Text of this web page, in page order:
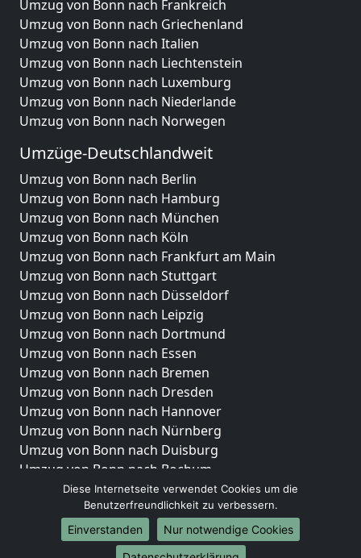
Umzug von Bonn nach Frankreich
Umzug von Bonn nach Griechenland
Umzug von Bonn nach Italien
Umzug von Bonn nach Liechtenstein
Umzug von Bonn nach Luxemburg
Umzug von Bonn nach Niederlande
Umzug von Bonn nach Norwegen
Umzüge-Deutschlandweit
Umzug von Bonn nach Berlin
Umzug von Bonn nach Hamburg
Umzug von Bonn nach München
Umzug von Bonn nach Köln
Umzug von Bonn nach Frankfurt am Main
Umzug von Bonn nach Stuttgart
Umzug von Bonn nach Düsseldorf
Umzug von Bonn nach Leipzig
Umzug von Bonn nach Dortmund
Umzug von Bonn nach Essen
Umzug von Bonn nach Bremen
Umzug von Bonn nach Dresden
Umzug von Bonn nach Hannover
Umzug von Bonn nach Nürnberg
Umzug von Bonn nach Duisburg
Umzug von Bonn nach Bochum
Umzug von Bonn nach Wuppertal
Umzug von Bonn nach Bielefeld
Umzug von Bonn nach Bonn
Umzug von Bonn nach Münster
Diese Internetseite verwendet Cookies um die
Benutzerfreundlichkeit zu verbessern.
Einverstanden
Nur notwendige Cookies